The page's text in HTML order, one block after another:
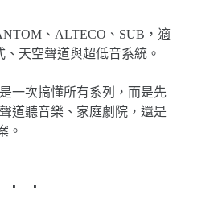
、ALTECO、SUB，適
天空聲道與超低音系統。
一次搞懂所有系列，而是先
道聽音樂、家庭劇院，還是
。